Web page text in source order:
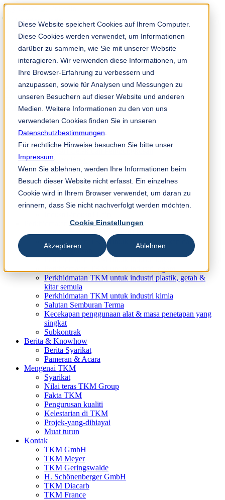
Diese Website speichert Cookies auf Ihrem Computer.
Diese Cookies werden verwendet, um Informationen
darüber zu sammeln, wie Sie mit unserer Website
interagieren. Wir verwenden diese Informationen, um
Ihre Browser-Erfahrung zu verbessern und
anzupassen, sowie für Analysen und Messungen zu
unseren Besuchern auf dieser Website und anderen
Medien. Weitere Informationen zu den von uns
verwendeten Cookies finden Sie in unseren
Datenschutzbestimmungen
Für rechtliche Hinweise besuchen Sie bitte unser
Impressum
Wenn Sie ablehnen, werden Ihre Informationen beim
Besuch dieser Website nicht erfasst. Ein einzelnes
Cookie wird in Ihrem Browser verwendet, um daran zu
erinnern, dass Sie nicht nachverfolgt werden möchten.
Cookie Einstellungen
Akzeptieren Ablehnen
Solution Finder
TKM App
ms
Industri & Produk
Industri Kertas
Non-Woven
Industri Kayu
Industri Logam
Industri Plastik, Getah & Kitar Semula
Industri Makanan
Industri Kimia
Perkhidmatan & Perundingan
Perkhidmatan untuk Industri Kertas
Perkhidmatan TKM untuk industri cetakan dan
pembungkusan
Perkhidmatan TKM untuk industri kayu
Perkhidmatan TKM untuk industri plastik, getah &
kitar semula
Perkhidmatan TKM untuk industri kimia
Salutan Semburan Terma
Kecekapan penggunaan alat & masa penetapan yang
singkat
Subkontrak
Berita & Knowhow
Berita Syarikat
Pameran & Acara
Mengenai TKM
Syarikat
Nilai teras TKM Group
Fakta TKM
Pengurusan kualiti
Kelestarian di TKM
Projek-yang-dibiayai
Muat turun
Kontak
TKM GmbH
TKM Meyer
TKM Geringswalde
H. Schönenberger GmbH
TKM Diacarb
TKM France